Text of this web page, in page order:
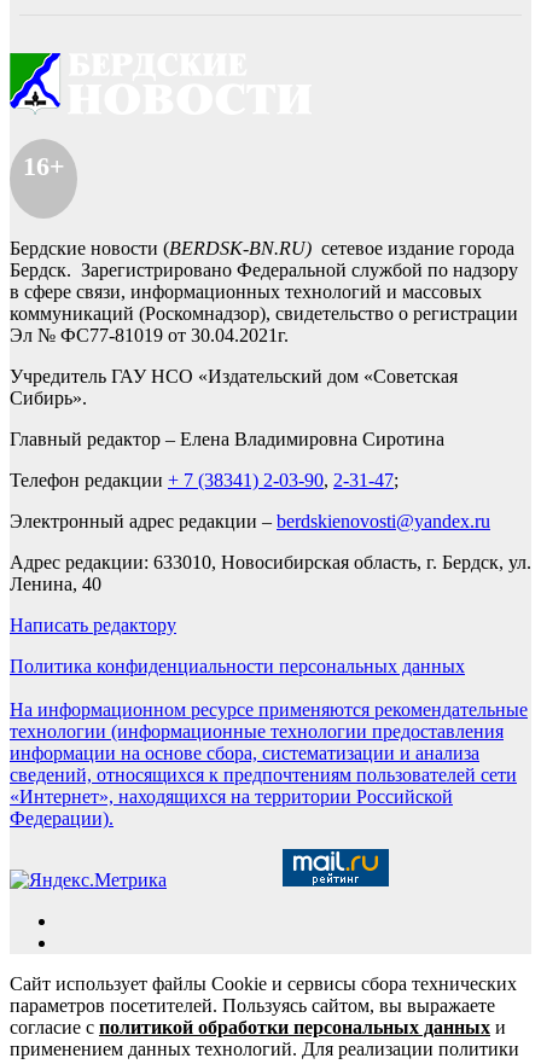
16+
Бердские новости (BERDSK-BN.RU) сетевое издание города
Бердск. Зарегистрировано Федеральной службой по надзору
в сфере связи, информационных технологий и массовых
коммуникаций (Роскомнадзор), свидетельство о регистрации
Эл № ФС77-81019 от 30.04.2021г.
Учредитель ГАУ НСО «Издательский дом «Советская
Сибирь».
Главный редактор – Елена Владимировна Сиротина
Телефон редакции + 7 (38341) 2-03-90, 2-31-47;
Электронный адрес редакции – berdskienovosti@yandex.ru
Адрес редакции: 633010, Новосибирская область, г. Бердск, ул.
Ленина, 40
Написать редактору
Политика конфиденциальности персональных данных
На информационном ресурсе применяются рекомендательные
технологии (информационные технологии предоставления
информации на основе сбора, систематизации и анализа
сведений, относящихся к предпочтениям пользователей сети
«Интернет», находящихся на территории Российской
Федерации).
Сайт использует файлы Cookie и сервисы сбора технических
параметров посетителей. Пользуясь сайтом, вы выражаете
согласие с политикой обработки персональных данных и
применением данных технологий. Для реализации политики